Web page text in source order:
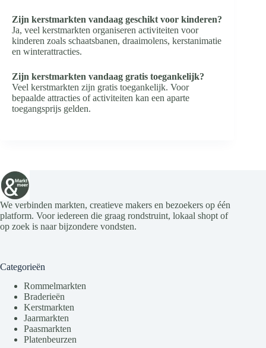
Zijn kerstmarkten vandaag geschikt voor kinderen?
Ja, veel kerstmarkten organiseren activiteiten voor
kinderen zoals schaatsbanen, draaimolens, kerstanimatie
en winterattracties.
Zijn kerstmarkten vandaag gratis toegankelijk?
Veel kerstmarkten zijn gratis toegankelijk. Voor
bepaalde attracties of activiteiten kan een aparte
toegangsprijs gelden.
We verbinden markten, creatieve makers en bezoekers op één
platform. Voor iedereen die graag rondstruint, lokaal shopt of
op zoek is naar bijzondere vondsten.
Categorieën
Rommelmarkten
Braderieën
Kerstmarkten
Jaarmarkten
Paasmarkten
Platenbeurzen